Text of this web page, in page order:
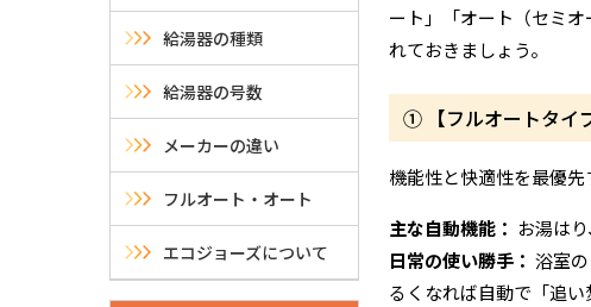
給湯器の種類
給湯器の号数
メーカーの違い
フルオート・オート
エコジョーズについて
ート」「オート（セミ
れておきましょう。
① 【フルオートタイ
機能性と快適性を最優
主な自動機能： お湯は
日常の使い勝手： 浴室
るくなれば自動で「追